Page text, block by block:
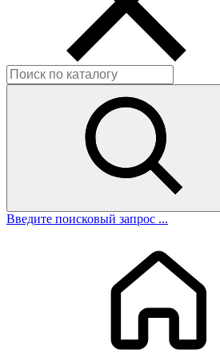
Введите поисковый запрос ...